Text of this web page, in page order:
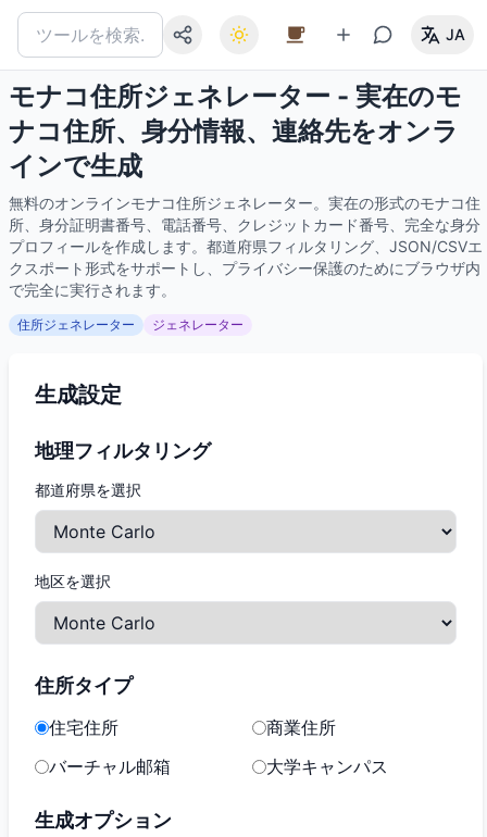
JA
モナコ住所ジェネレーター - 実在のモ
ナコ住所、身分情報、連絡先をオンラ
インで生成
無料のオンラインモナコ住所ジェネレーター。実在の形式のモナコ住
所、身分証明書番号、電話番号、クレジットカード番号、完全な身分
プロフィールを作成します。都道府県フィルタリング、JSON/CSVエ
クスポート形式をサポートし、プライバシー保護のためにブラウザ内
で完全に実行されます。
住所ジェネレーター ジェネレーター
生成設定
地理フィルタリング
都道府県を選択
地区を選択
住所タイプ
住宅住所
商業住所
バーチャル邮箱
大学キャンパス
生成オプション